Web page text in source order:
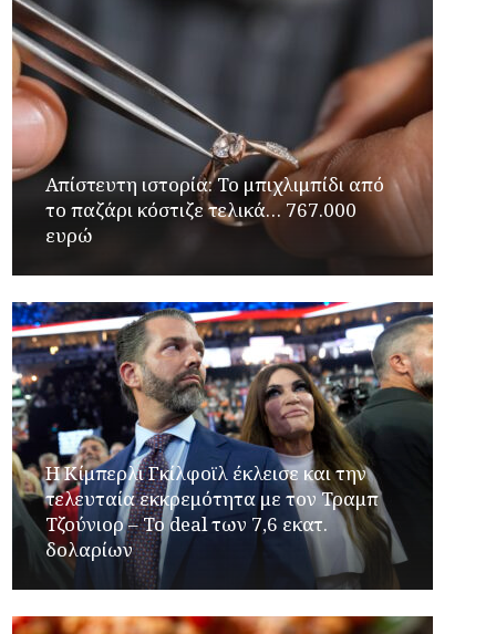
Απίστευτη ιστορία: Το μπιχλιμπίδι από
το παζάρι κόστιζε τελικά… 767.000
ευρώ
Η Κίμπερλι Γκίλφοϊλ έκλεισε και την
τελευταία εκκρεμότητα με τον Τραμπ
Τζούνιορ – Το deal των 7,6 εκατ.
δολαρίων